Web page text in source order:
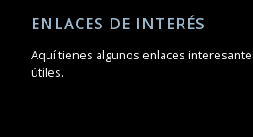
ENLACES DE INTERÉS
Aquí tienes algunos enlaces
útiles.